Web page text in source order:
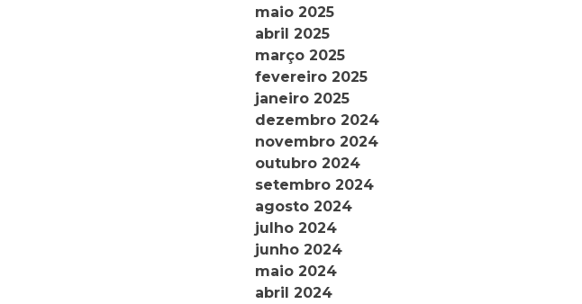
maio 2025
abril 2025
março 2025
fevereiro 2025
janeiro 2025
dezembro 2024
novembro 2024
outubro 2024
setembro 2024
agosto 2024
julho 2024
junho 2024
maio 2024
abril 2024